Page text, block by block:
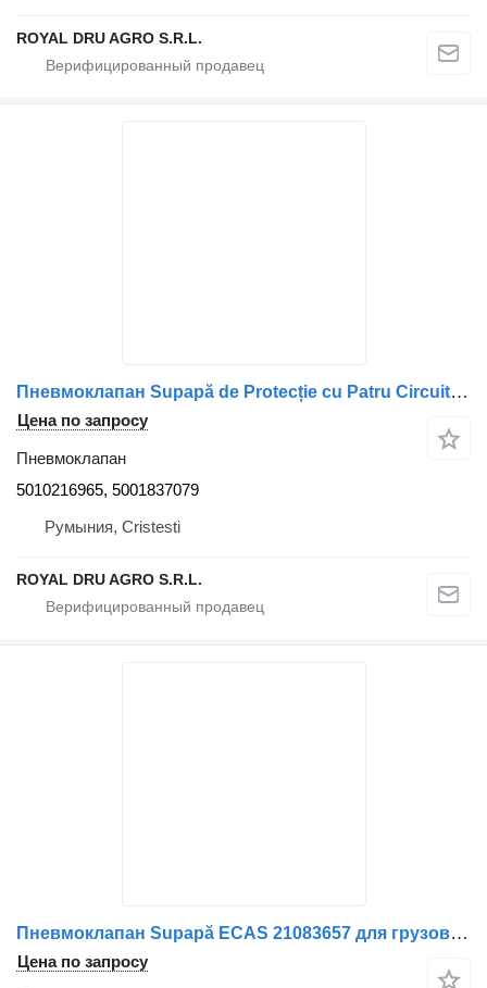
ROYAL DRU AGRO S.R.L.
Пневмоклапан Supapă de Protecție cu Patru Circuite 5010216965 для грузовика Renault – Coduri 5010216965 / 5001837079
Цена по запросу
Пневмоклапан
5010216965, 5001837079
Румыния, Cristesti
ROYAL DRU AGRO S.R.L.
Пневмоклапан Supapă ECAS 21083657 для грузовика Renault 21083657 7421083657 12
Цена по запросу